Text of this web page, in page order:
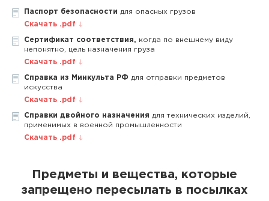
Паспорт безопасности для опасных грузов
Скачать .pdf
Сертификат соответствия, когда по внешнему виду
непонятно, цель назначения груза
Скачать .pdf
Справка из Минкульта РФ для отправки предметов
искусства
Скачать .pdf
Справки двойного назначения для технических изделий,
применимых в военной промышленности
Скачать .pdf
Предметы и вещества, которые
запрещено пересылать в посылках